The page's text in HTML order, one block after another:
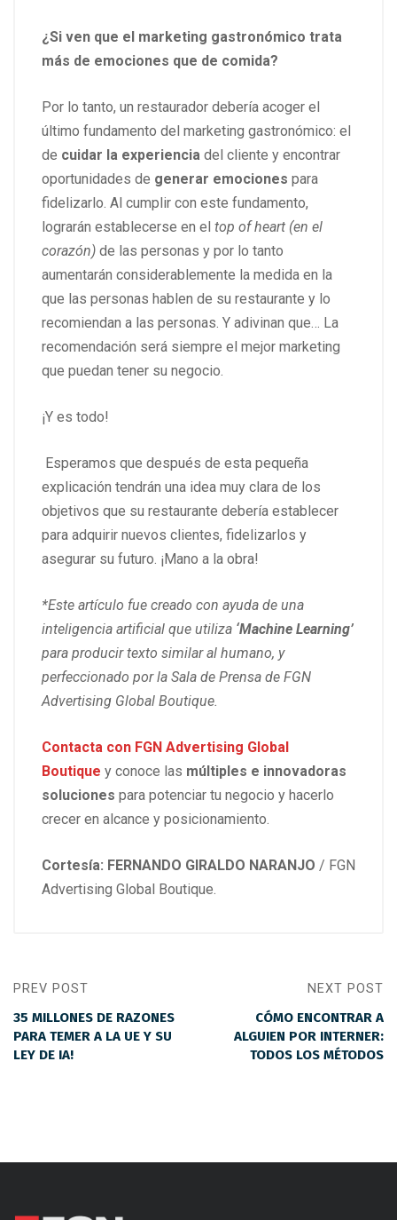
¿Si ven que el marketing gastronómico trata
más de emociones que de comida?
Por lo tanto, un restaurador debería acoger el
último fundamento del marketing gastronómico: el
de cuidar la experiencia del cliente y encontrar
oportunidades de generar emociones para
fidelizarlo. Al cumplir con este fundamento,
lograrán establecerse en el top of heart (en el
corazón) de las personas y por lo tanto
aumentarán considerablemente la medida en la
que las personas hablen de su restaurante y lo
recomiendan a las personas. Y adivinan que… La
recomendación será siempre el mejor marketing
que puedan tener su negocio.
¡Y es todo!
Esperamos que después de esta pequeña
explicación tendrán una idea muy clara de los
objetivos que su restaurante debería establecer
para adquirir nuevos clientes, fidelizarlos y
asegurar su futuro. ¡Mano a la obra!
*Este artículo fue creado con ayuda de una
inteligencia artificial que utiliza ‘Machine Learning’
para producir texto similar al humano, y
perfeccionado por la Sala de Prensa de FGN
Advertising Global Boutique.
Contacta con FGN Advertising Global
Boutique y conoce las múltiples e innovadoras
soluciones para potenciar tu negocio y hacerlo
crecer en alcance y posicionamiento.
Cortesía: FERNANDO GIRALDO NARANJO / FGN
Advertising Global Boutique.
PREV POST
35 MILLONES DE RAZONES
PARA TEMER A LA UE Y SU
LEY DE IA!
NEXT POST
CÓMO ENCONTRAR A
ALGUIEN POR INTERNER:
TODOS LOS MÉTODOS